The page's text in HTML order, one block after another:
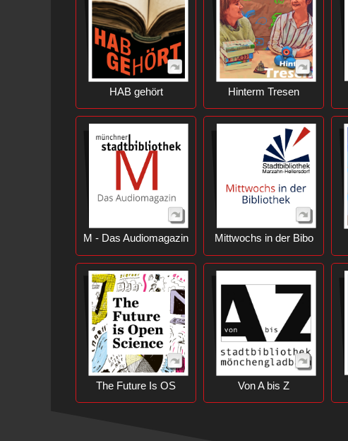
HAB gehört Hinterm Tresen
M - Das Audiomagazin Mittwochs in der Bibo
The Future Is OS Von A bis Z